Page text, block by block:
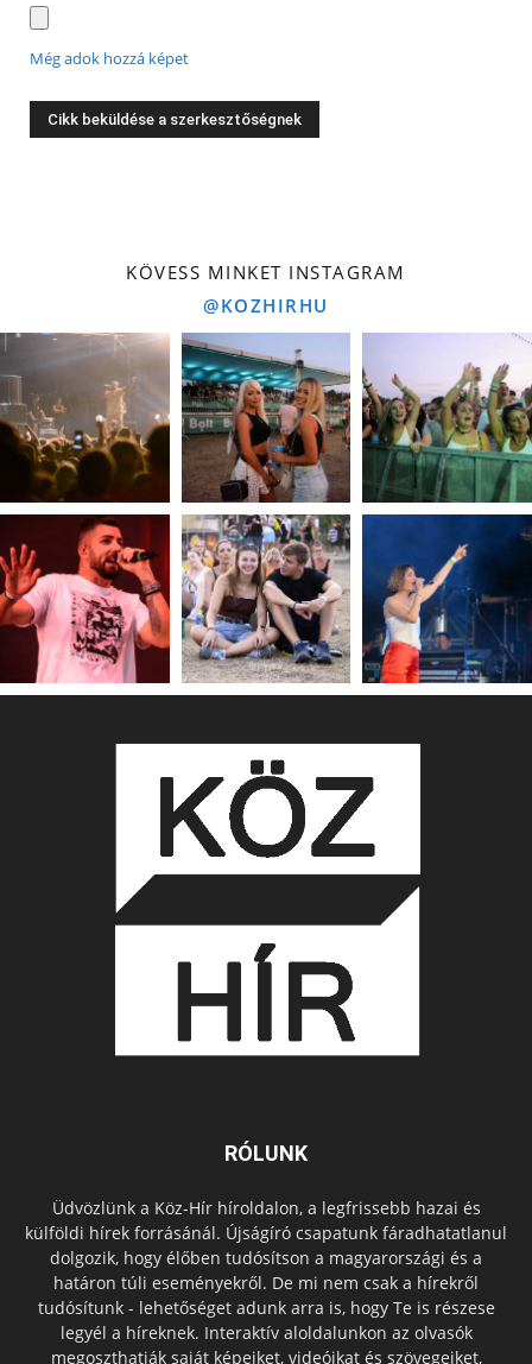
Még adok hozzá képet
KÖVESS MINKET INSTAGRAM
@KOZHIRHU
RÓLUNK
Üdvözlünk a Köz-Hír híroldalon, a legfrissebb hazai és
külföldi hírek forrásánál. Újságíró csapatunk fáradhatatlanul
dolgozik, hogy élőben tudósítson a magyarországi és a
határon túli eseményekről. De mi nem csak a hírekről
tudósítunk - lehetőséget adunk arra is, hogy Te is részese
legyél a híreknek. Interaktív aloldalunkon az olvasók
megoszthatják saját képeiket, videóikat és szövegeiket,